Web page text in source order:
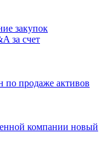
закупок
за счет
по продаже активов
компании новый